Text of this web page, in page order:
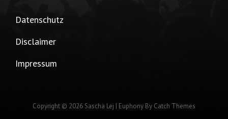
Datenschutz
Disclaimer
Impressum
Copyright © 2026 Sascha Lej | Euphony By Catch Themes